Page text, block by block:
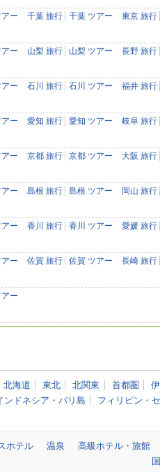
ー 千葉 旅行 千葉 ツアー 東京 旅行
ー 山梨 旅行 山梨 ツアー 長野 旅行
ー 石川 旅行 石川 ツアー 福井 旅行
ー 愛知 旅行 愛知 ツアー 岐阜 旅行
ー 京都 旅行 京都 ツアー 大阪 旅行
ー 島根 旅行 島根 ツアー 岡山 旅行
ー 香川 旅行 香川 ツアー 愛媛 旅行
ー 佐賀 旅行 佐賀 ツアー 長崎 旅行
ー
北海道 東北 北関東 首都圏
ンドネシア・バリ島 フィリピン・
ホテル 温泉 高級ホテル・旅館